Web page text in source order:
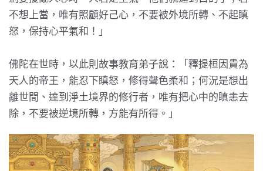
不想上當，唯有照顧好己心，不要被外境所轉、不起瞋
怒，保持心平氣和！」
佛陀在世時，以此則故事教育弟子說：「釋提桓因貴為
天人的帝王，能忍下瞋怒，修得聲色柔和；何況是想出
離世間、達到淨土境界的修行者，唯有把心中的瞋恚去
除，不要被逆境所轉，方能有所得。」